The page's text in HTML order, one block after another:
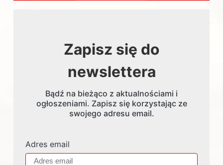
Zapisz się do
newslettera
Bądź na bieżąco z aktualnościami i
ogłoszeniami. Zapisz się korzystając ze
swojego adresu email.
Adres email